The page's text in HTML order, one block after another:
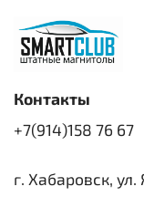
Контакты
+7(914)158 76 67
г. Хабаровск,